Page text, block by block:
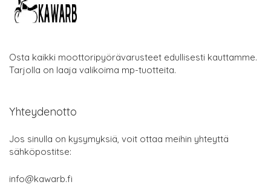
Osta kaikki moottoripyörävarusteet edullisesti kauttamme.
Tarjolla on laaja valikoima mp-tuotteita.
Yhteydenotto
Jos sinulla on kysymyksiä, voit ottaa meihin yhteyttä
sähköpostitse:
info@kawarb.fi